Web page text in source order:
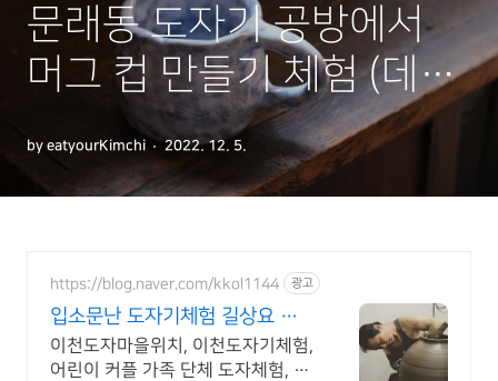
문래동 도자기 공방에서
머그 컵 만들기 체험 (데이
트 장소 추천)
by eatyourKimchi 2022. 12. 5.
https://blog.naver.com/kkol1144 광고
입소문난 도자기체험 길상요 리
뷰 좋은 도자체험 대만족!
이천도자마을위치, 이천도자기체험,
어린이 커플 가족 단체 도자체험, 친